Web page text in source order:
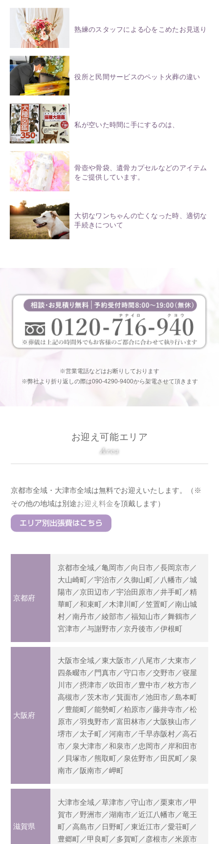
熟練のスタッフによる心をこめたお見送り
役所と民間サービスのペット火葬の違い
私が空いた時間に手にするのは、
骨壺や骨袋、遺骨カプセルなどのアイテム
をご提供しています。
大切なワンちゃんの亡くなった時、適切な
手続きについて
※営業電話などはお断りしております
※弊社より折り返しの際は090-4290-9400から架電させて頂きます
お迎え可能エリア
Area
京都市全域・大津市全域は無料でお迎えいたします。（※
その他の地域は別途お迎え料金を頂戴します）
京都府
京都市全域／亀岡市／向日市／長岡京市／
大山崎町／宇治市／久御山町／八幡市／城
陽市／京田辺市／宇治田原市／井手町／精
華町／和束町／木津川町／笠置町／南山城
村／南丹市／綾部市／福知山市／舞鶴市／
宮津市／与謝野市／京丹後市／伊根町
大阪府
大阪市全域／東大阪市／八尾市／大東市／
四条畷市／門真市／守口市／交野市／寝屋
川市／摂津市／吹田市／豊中市／枚方市／
高槻市／茨木市／箕面市／池田市／島本町
／豊能町／能勢町／柏原市／藤井寺市／松
原市／羽曳野市／富田林市／大阪狭山市／
堺市／太子町／河南市／千早赤阪村／高石
市／泉大津市／和泉市／忠岡市／岸和田市
／貝塚市／熊取町／泉佐野市／田尻町／泉
南市／阪南市／岬町
滋賀県
大津市全域／草津市／守山市／栗東市／甲
賀市／野洲市／湖南市／近江八幡市／竜王
町／高島市／日野町／東近江市／愛荘町／
豊郷町／甲良町／多賀町／彦根市／米原市